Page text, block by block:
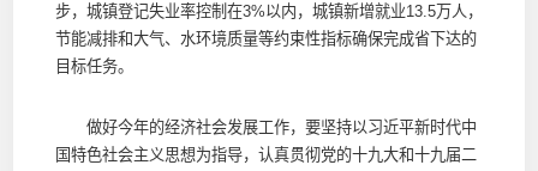
步，城镇登记失业率控制在3%以内，城镇新增就业13.5万人，
节能减排和大气、水环境质量等约束性指标确保完成省下达的
目标任务。
做好今年的经济社会发展工作，要坚持以习近平新时代中
国特色社会主义思想为指导，认真贯彻党的十九大和十九届二